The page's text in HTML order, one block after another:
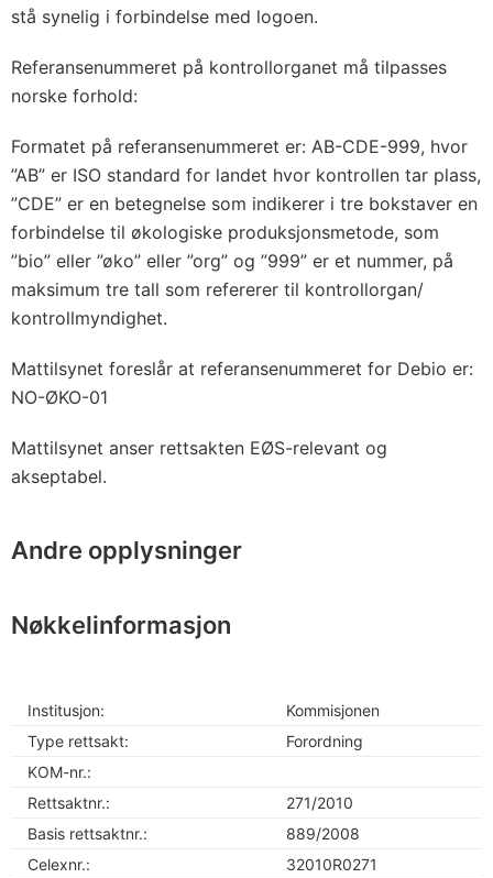
stå synelig i forbindelse med logoen.
Referansenummeret på kontrollorganet må tilpasses
norske forhold:
Formatet på referansenummeret er: AB-CDE-999, hvor
”AB” er ISO standard for landet hvor kontrollen tar plass,
”CDE” er en betegnelse som indikerer i tre bokstaver en
forbindelse til økologiske produksjonsmetode, som
”bio” eller ”øko” eller ”org” og ”999” er et nummer, på
maksimum tre tall som refererer til kontrollorgan/
kontrollmyndighet.
Mattilsynet foreslår at referansenummeret for Debio er:
NO-ØKO-01
Mattilsynet anser rettsakten EØS-relevant og
akseptabel.
Andre opplysninger
Nøkkelinformasjon
Institusjon:
Kommisjonen
Type rettsakt:
Forordning
KOM-nr.:
Rettsaktnr.:
271/2010
Basis rettsaktnr.:
889/2008
Celexnr.:
32010R0271